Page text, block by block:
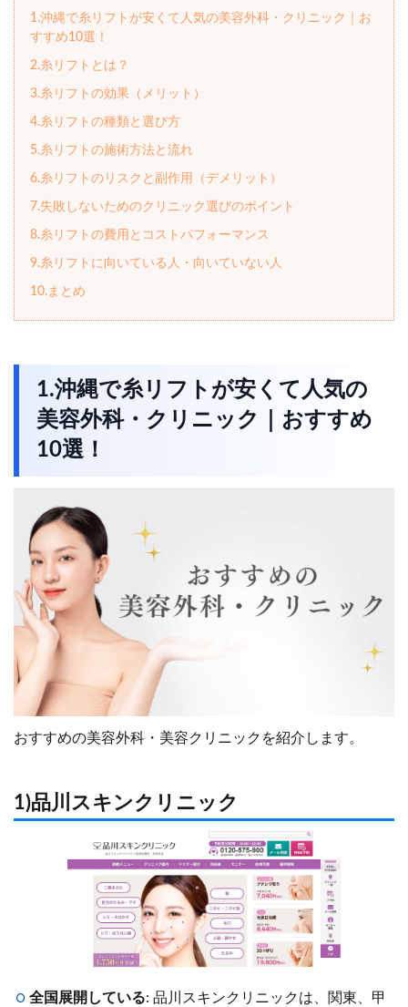
1.沖縄で糸リフトが安くて人気の美容外科・クリニック｜お
すすめ10選！
2.糸リフトとは？
3.糸リフトの効果（メリット）
4.糸リフトの種類と選び方
5.糸リフトの施術方法と流れ
6.糸リフトのリスクと副作用（デメリット）
7.失敗しないためのクリニック選びのポイント
8.糸リフトの費用とコストパフォーマンス
9.糸リフトに向いている人・向いていない人
10.まとめ
1.沖縄で糸リフトが安くて人気の
美容外科・クリニック｜おすすめ
10選！
おすすめの美容外科・美容クリニックを紹介します。
1)品川スキンクリニック
全国展開している: 品川スキンクリニックは、関東、甲